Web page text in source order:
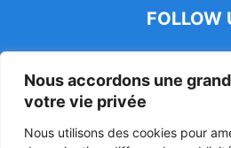
Nous accordons une
votre vie privée
Nous utilisons des cookies pour
FOLLOW